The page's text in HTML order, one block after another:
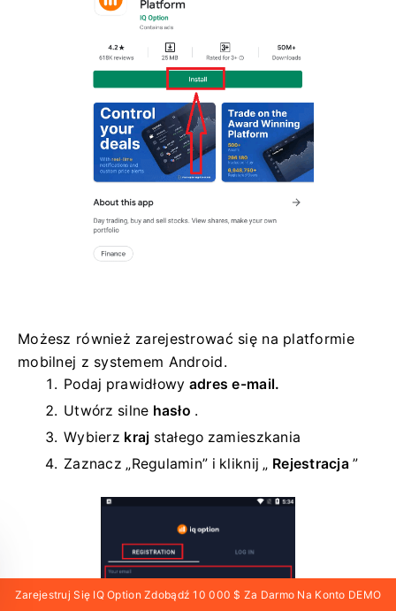
Możesz również zarejestrować się na platformie
mobilnej z systemem Android.
Podaj prawidłowy adres e-mail.
Utwórz silne hasło .
Wybierz kraj stałego zamieszkania
Zaznacz „Regulamin” i kliknij „ Rejestracja ”
Zarejestruj Się IQ Option Zdobądź 10 000 $ Za Darmo Na Konto DEMO